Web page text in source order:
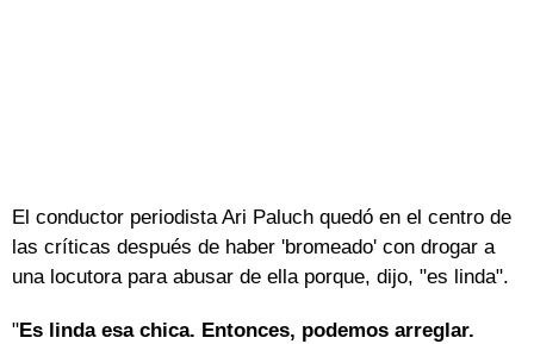
El conductor periodista Ari Paluch quedó en el centro de
las críticas después de haber 'bromeado' con drogar a
una locutora para abusar de ella porque, dijo, "es linda".
"Es linda esa chica. Entonces, podemos arreglar.